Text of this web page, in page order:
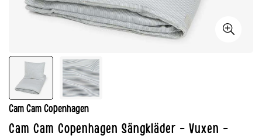
Cam Cam Copenhagen
Cam Cam Copenhagen Sängkläder - Vuxen -